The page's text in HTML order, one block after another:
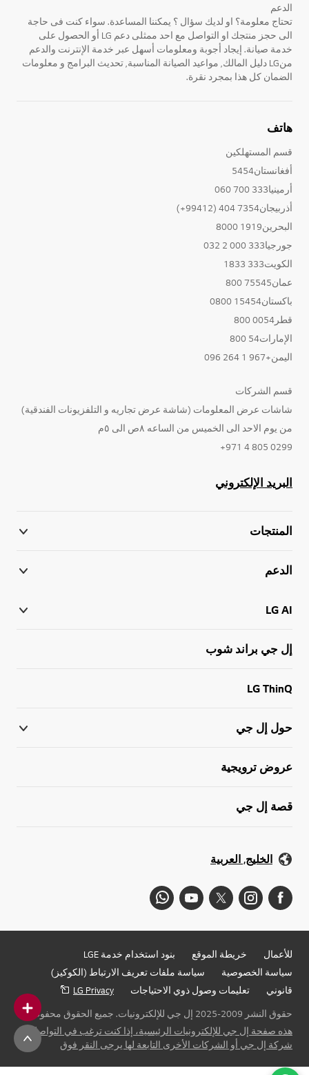
الدعم
تحتاج معلومة؟ او لديك سؤال ؟ يمكننا المساعدة. سواء كنت فى حاجة
الى حجز منتجك او التواصل مع احد ممثلى دعم LG أو الحصول على
خدمة صيانة. إيجاد أجوبة ومعلومات أسهل عبر خدمة الإنترنت والدعم
منLG دليل المالك, مواعيد الصيانة المناسبة, تحديث البرامج و معلومات
الضمان كل هذا بمجرد نقرة.
هاتف
قسم المستهلكين
أفغانستان5454
أرمينيا333 700 060
أذربيجان7354 404 (99412+)
البحرين1919 8000
جورجيا333 000 2 032
الكويت333 1833
عمان75545 800
باكستان15454 0800
قطر0054 800
الإمارات54 800
اليمن+967 1 264 096
قسم الشركات
شاشات عرض المعلومات (شاشة عرض تجاريه و التلفزيونات الفندقية)
من يوم الاحد الى الخميس من الساعه ٨ص الى ٥م
0299 805 4 971+
البريد الإلكتروني
المنتجات
الدعم
LG AI
إل جي براند شوب
LG ThinQ
حول إل جي
عروض ترويجية
قصة إل جي
الخليج, العربية
للأعمال خريطة الموقع
بنود استخدام خدمة LGE
سياسة الخصوصية
سياسة ملفات تعريف الارتباط (الكوكيز)
قانوني
تعليمات وصول ذوي الاحتياجات
LG Privacy
حقوق النشر 2009-2025 إل جي للإلكترونيات. جميع الحقوق محفوظة
هذه صفحة إل جي للإلكترونيات الرئيسية، إذا كنت ترغب في التواصل مع
شركة إل جي أو الشركات الأخرى التابعة لها يرجى النقر فوق